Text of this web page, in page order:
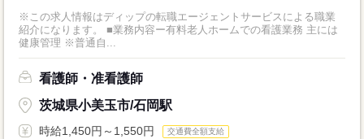
※この求人情報はディップの転職エージェントサービスによる職業
紹介になります。 ■業務内容ー有料老人ホームでの看護業務 主には
健康管理 ※普通自...
看護師・准看護師
茨城県小美玉市/石岡駅
時給1,450円～1,550円 交通費全額支給